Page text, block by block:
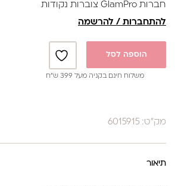
וחלק.
*קיים ב20גוונים*
חברות GlamPro צוברות נקודות
להתחברות / להרשמה
הוספה לסל
משלוח חינם בקניה מעל 399 ש”ח
מק"ט: 6015915
תיאור